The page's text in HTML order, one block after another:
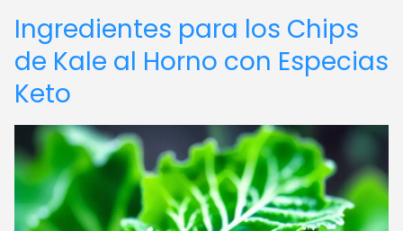
Ingredientes para los Chips
de Kale al Horno con Especias
Keto